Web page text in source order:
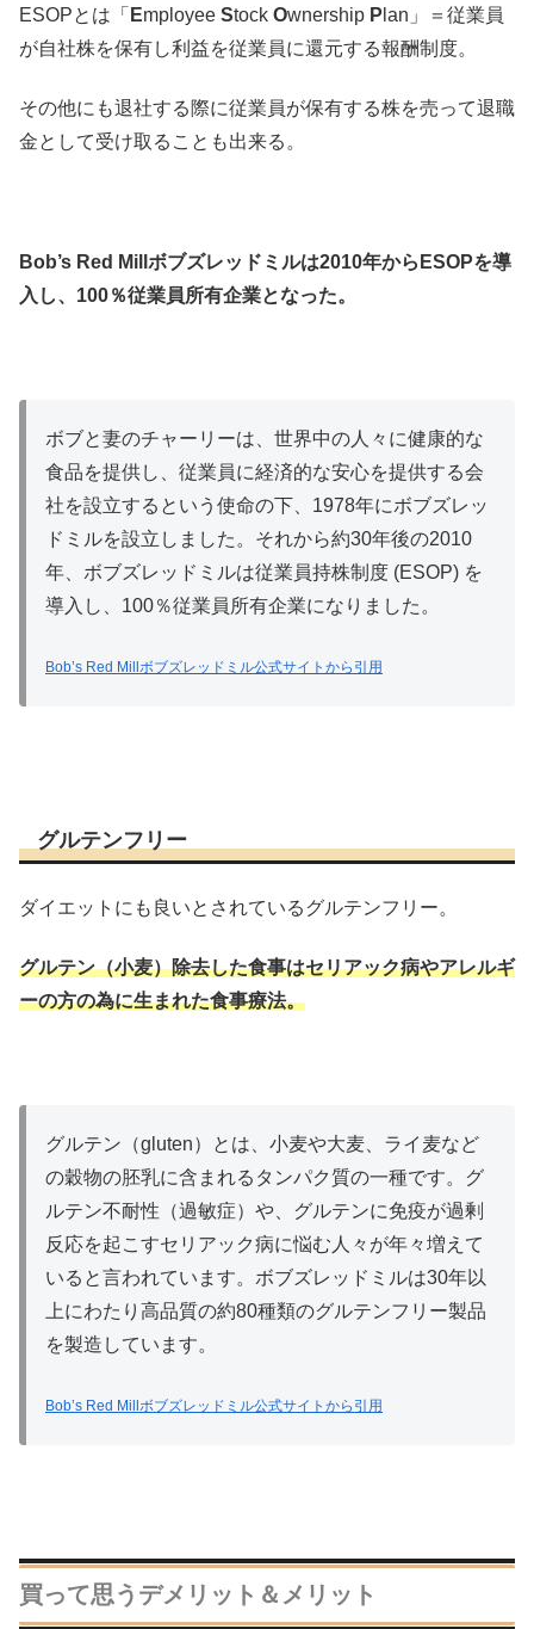
ESOPとは「 Employee Stock Ownership P lan」＝従業員
が自社株を保有し利益を従業員に還元する報酬制度。
その他にも退社する際に従業員が保有する株を売って退職
金として受け取ることも出来る。
Bob’s Red Millボブズレッドミルは2010年からESOPを導
入し、100％従業員所有企業となった。
ボブと妻のチャーリーは、世界中の人々に健康的な
食品を提供し、従業員に経済的な安心を提供する会
社を設立するという使命の下、1978年にボブズレッ
ドミルを設立しました。それから約30年後の2010
年、ボブズレッドミルは従業員持株制度 (ESOP) を
導入し、100％従業員所有企業になりました。
Bob’s Red Millボブズレッドミル公式サイトから引用
グルテンフリー
ダイエットにも良いとされているグルテンフリー。
グルテン（小麦）除去した食事はセリアック病やアレルギ
ーの方の為に生まれた食事療法。
グルテン（gluten）とは、小麦や大麦、ライ麦など
の穀物の胚乳に含まれるタンパク質の一種です。グ
ルテン不耐性（過敏症）や、グルテンに免疫が過剰
反応を起こすセリアック病に悩む人々が年々増えて
いると言われています。ボブズレッドミルは30年以
上にわたり高品質の約80種類のグルテンフリー製品
を製造しています。
Bob’s Red Millボブズレッドミル公式サイトから引用
買って思うデメリット＆メリット